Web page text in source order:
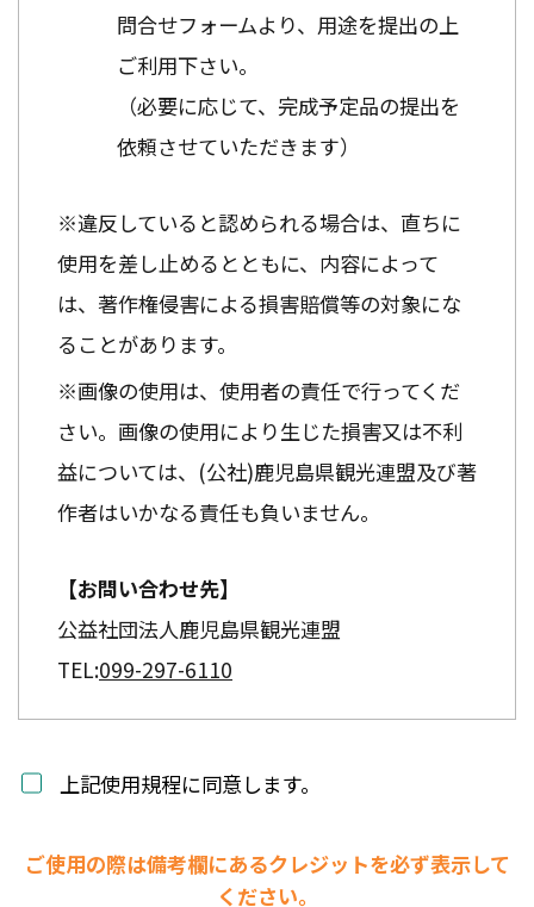
問合せフォームより、用途を提出の上
ご利用下さい。
（必要に応じて、完成予定品の提出を
依頼させていただきます）
※違反していると認められる場合は、直ちに
使用を差し止めるとともに、内容によって
は、著作権侵害による損害賠償等の対象にな
ることがあります。
※画像の使用は、使用者の責任で行ってくだ
さい。画像の使用により生じた損害又は不利
益については、(公社)鹿児島県観光連盟及び著
作者はいかなる責任も負いません。
【お問い合わせ先】
公益社団法人鹿児島県観光連盟
TEL:099-297-6110
上記使用規程に同意します。
ご使用の際は備考欄にあるクレジットを必ず表示して
ください。